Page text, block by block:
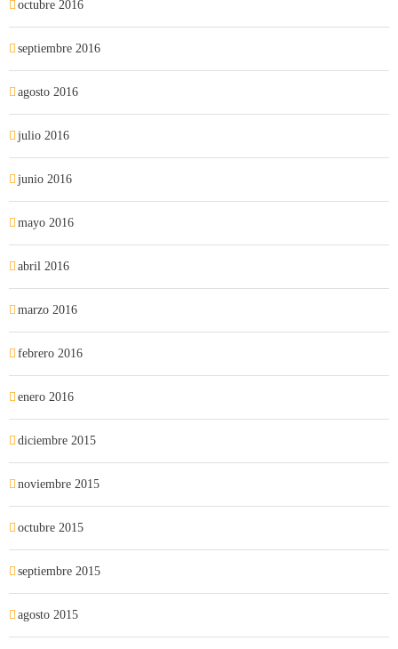
octubre 2016
septiembre 2016
agosto 2016
julio 2016
junio 2016
mayo 2016
abril 2016
marzo 2016
febrero 2016
enero 2016
diciembre 2015
noviembre 2015
octubre 2015
septiembre 2015
agosto 2015